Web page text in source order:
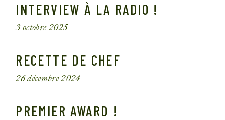
INTERVIEW À LA RADIO !
3 octobre 2025
RECETTE DE CHEF
26 décembre 2024
PREMIER AWARD !